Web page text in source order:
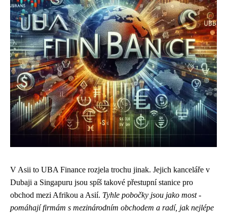
V Asii to UBA Finance rozjela trochu jinak. Jejich kanceláře v
Dubaji a Singapuru jsou spíš takové přestupní stanice pro
obchod mezi Afrikou a Asií. Tyhle pobočky jsou jako most -
pomáhají firmám s mezinárodním obchodem a radí, jak nejlépe